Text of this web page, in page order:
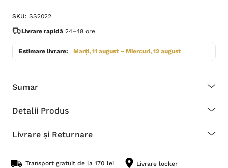
SKU: SS2022
Livrare rapidă 24–48 ore
Estimare livrare: Marți, 11 august – Miercuri, 12 august
Sumar
Detalii Produs
Livrare și Returnare
Transport gratuit de la 170 lei Livrare locker